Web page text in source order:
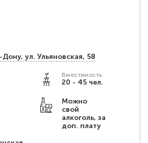
ул. Ульяновская, 58
Вместимость:
20 - 45 чел.
Можно
свой
алкоголь, за
доп. плату